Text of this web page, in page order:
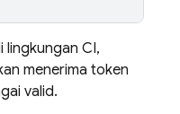
lingkungan CI,
menerima token
valid.